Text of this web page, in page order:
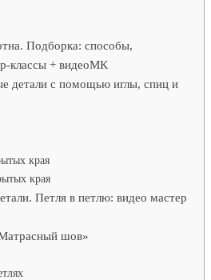
Подборка: способы,
классы + видеоМК
детали с помощью иглы, спиц и
края
края
Петля в петлю: видео мастер
шов»